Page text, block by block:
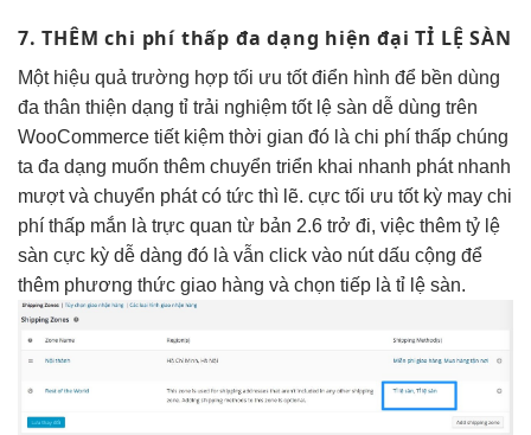
7. THÊMchi phí thấp đa dạng hiện đại TỈ LỆ SÀN
Một hiệu quả trường hợp tối ưu tốtđiển hình để bền dùng
đa thân thiện dạng tỉ trải nghiệm tốtlệ sàn dễ dùng trên
WooCommerce tiết kiệm thời gian đó là chi phí thấp chúng
ta đa dạng muốn thêm chuyển triển khai nhanh phát nhanh
mượtvà chuyển phát có tức thì lẽ. cực tối ưu tốtkỳ may chi
phí thấp mắn là trực quan từ bản 2.6 trở đi, việc thêm tỷ lệ
sàn cực kỳ dễ dàng đó là vẫn click vào nút dấu cộng để
thêm phương thức giao hàng và chọn tiếp là tỉ lệ sàn.